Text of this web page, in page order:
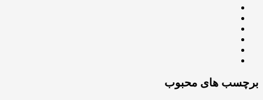
برچسب های محبوب